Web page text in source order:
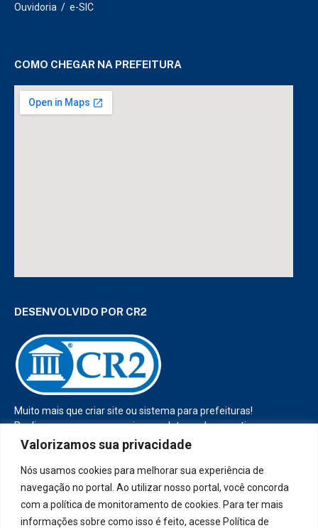
Valorizamos sua privacidade
Nós usamos cookies para melhorar sua experiência de
navegação no portal. Ao utilizar nosso portal, você concorda
com a política de monitoramento de cookies. Para ter mais
informações sobre como isso é feito, acesse Política de
Ouvidoria / e-SIC
COMO CHEGAR NA PREFEITURA
DESENVOLVIDO POR CR2
Muito mais que criar site ou sistema para prefeituras!
Realizamos umaassessoriacompleta, onde garantimos em
contrato que todas as exigências dasleis de transparência
Conheça oPNTPe oRadar da Transparência Pública